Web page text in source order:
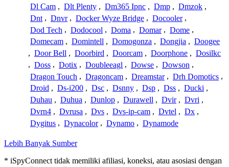
Dl Cam , Dlt Plenty , Dm365 Ipnc , Dmp , Dmzok ,
Dnt , Dnvr , Docker Wyze Bridge , Docooler ,
Dod Tech , Dodocool , Doma , Domar , Dome ,
Domecam , Domintell , Domogonza , Dongjia , Doogee
, Door Bell , Doorbird , Doorcam , Doorphone , Dosilkc
, Doss , Dotix , Doubleeagl , Dowse , Dowson ,
Dragon Touch , Dragoncam , Dreamstar , Drh Domotics ,
Droid , Ds-i200 , Dsc , Dsnny , Dsp , Dss , Ducki ,
Duhau , Duhua , Dunlop , Durawell , Dvir , Dvri ,
Dvrn4 , Dvrusa , Dvs , Dvs-ip-cam , Dvtel , Dx ,
Dygitus , Dynacolor , Dynamo , Dynamode
Lebih Banyak Sumber
* iSpyConnect tidak memiliki afiliasi, koneksi, atau asosiasi dengan